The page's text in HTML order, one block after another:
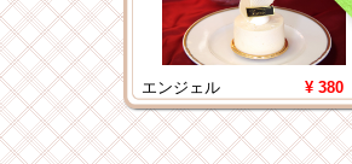
エンジェル ¥ 380